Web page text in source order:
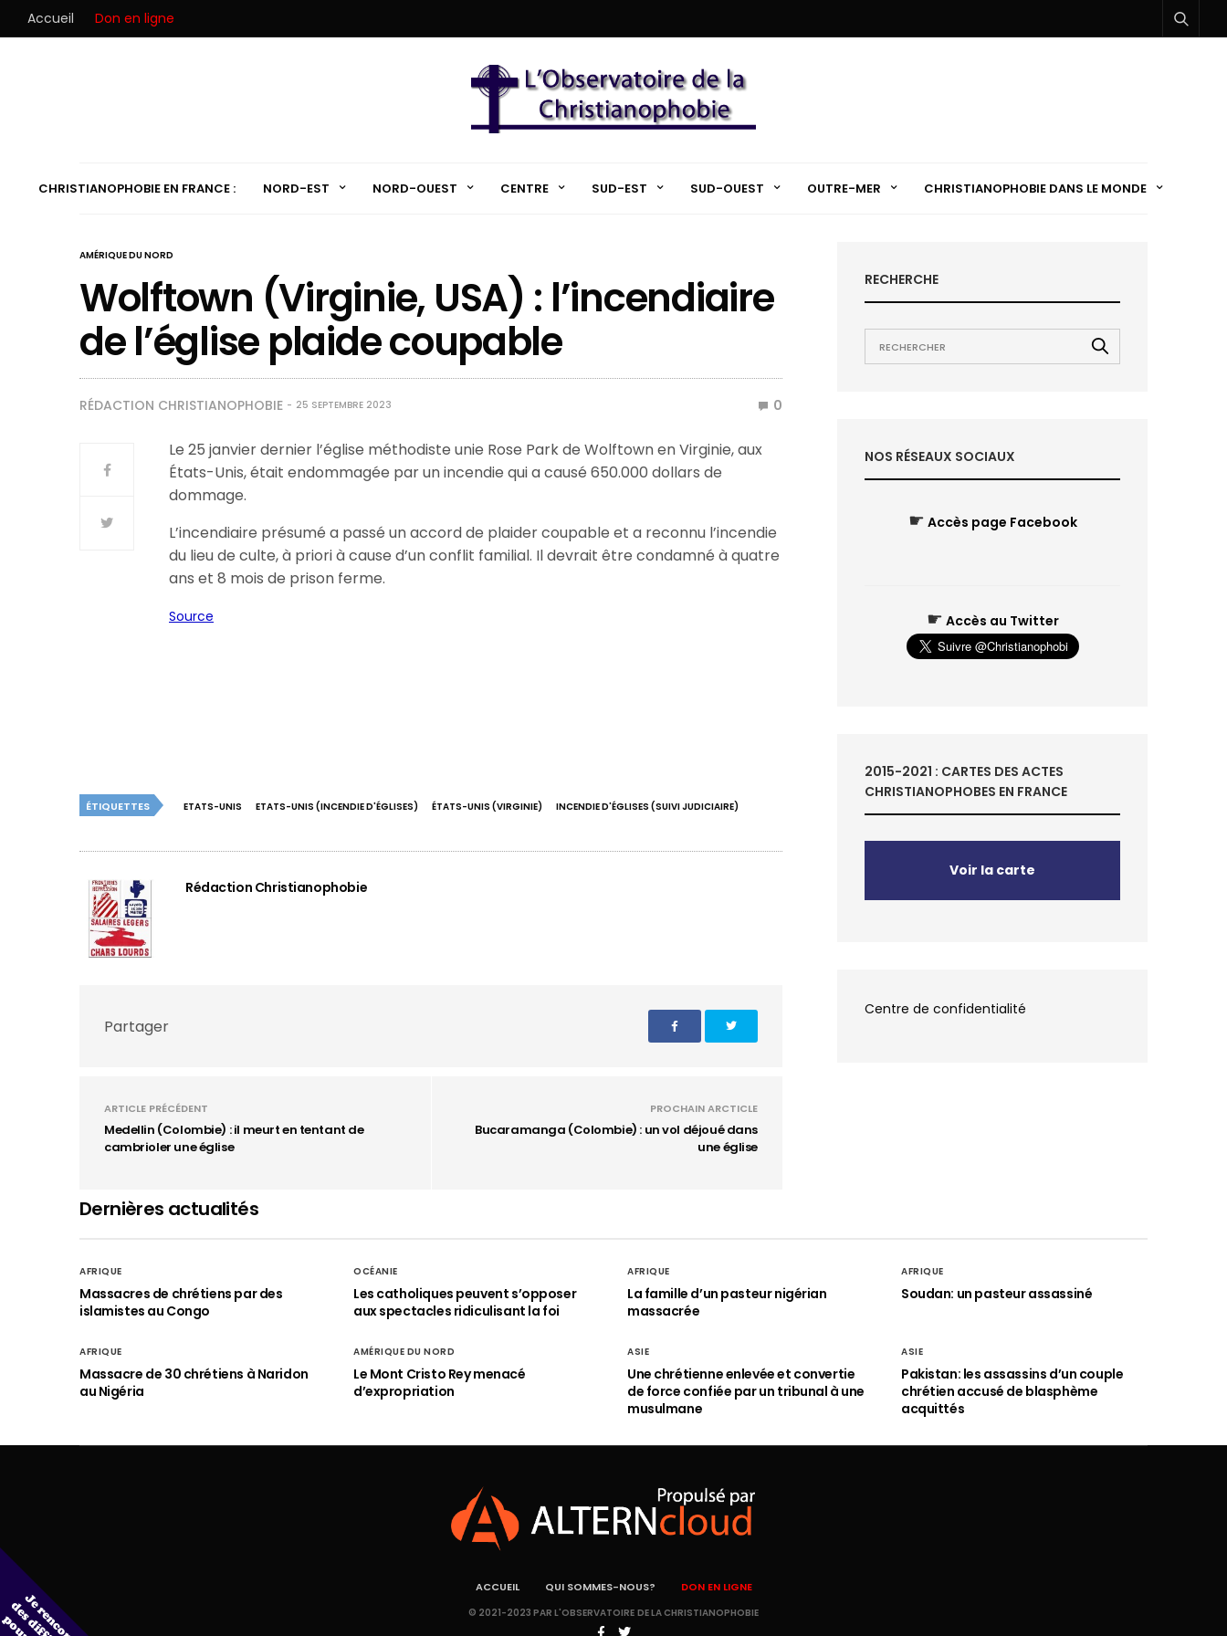
Accueil Don en ligne
CHRISTIANOPHOBIE EN FRANCE : NORD-EST NORD-OUEST CENTRE SUD-EST SUD-OUEST OUTRE-MER CHRISTIANOPHOBIE DANS LE MONDE
AMÉRIQUE DU NORD
Wolftown (Virginie, USA) : l’incendiaire
de l’église plaide coupable
RÉDACTION CHRISTIANOPHOBIE 25 SEPTEMBRE 2023 0
Le 25 janvier dernier l’église méthodiste unie Rose Park de Wolftown en Virginie, aux
États-Unis, était endommagée par un incendie qui a causé 650.000 dollars de
dommage.
L’incendiaire présumé a passé un accord de plaider coupable et a reconnu l’incendie
du lieu de culte, à priori à cause d’un conflit familial. Il devrait être condamné à quatre
ans et 8 mois de prison ferme.
Source
ÉTIQUETTES ETATS-UNIS ETATS-UNIS (INCENDIE D'ÉGLISES) ÉTATS-UNIS (VIRGINIE) INCENDIE D'ÉGLISES (SUIVI JUDICIAIRE)
Rédaction Christianophobie
Partager
ARTICLE PRÉCÉDENT
Medellin (Colombie) : il meurt en tentant de
cambrioler une église
PROCHAIN ARCTICLE
Bucaramanga (Colombie) : un vol déjoué dans
une église
RECHERCHE
NOS RÉSEAUX SOCIAUX
☛ Accès page Facebook
☛ Accès au Twitter
2015-2021 : CARTES DES ACTES
CHRISTIANOPHOBES EN FRANCE
Voir la carte
Centre de confidentialité
Dernières actualités
AFRIQUE
Massacres de chrétiens par des
islamistes au Congo
OCÉANIE
Les catholiques peuvent s’opposer
aux spectacles ridiculisant la foi
AFRIQUE
La famille d’un pasteur nigérian
massacrée
AFRIQUE
Soudan: un pasteur assassiné
AFRIQUE
Massacre de 30 chrétiens à Naridon
au Nigéria
AMÉRIQUE DU NORD
Le Mont Cristo Rey menacé
d’expropriation
ASIE
Une chrétienne enlevée et convertie
de force confiée par un tribunal à une
musulmane
ASIE
Pakistan: les assassins d’un couple
chrétien accusé de blasphème
acquittés
ACCUEIL QUI SOMMES-NOUS? DON EN LIGNE
© 2021-2023 PAR L'OBSERVATOIRE DE LA CHRISTIANOPHOBIE